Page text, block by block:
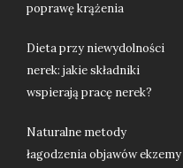
poprawę krążenia
Dieta przy niewydolności
nerek: jakie składniki
wspierają pracę nerek?
Naturalne metody
łagodzenia objawów ekzemy